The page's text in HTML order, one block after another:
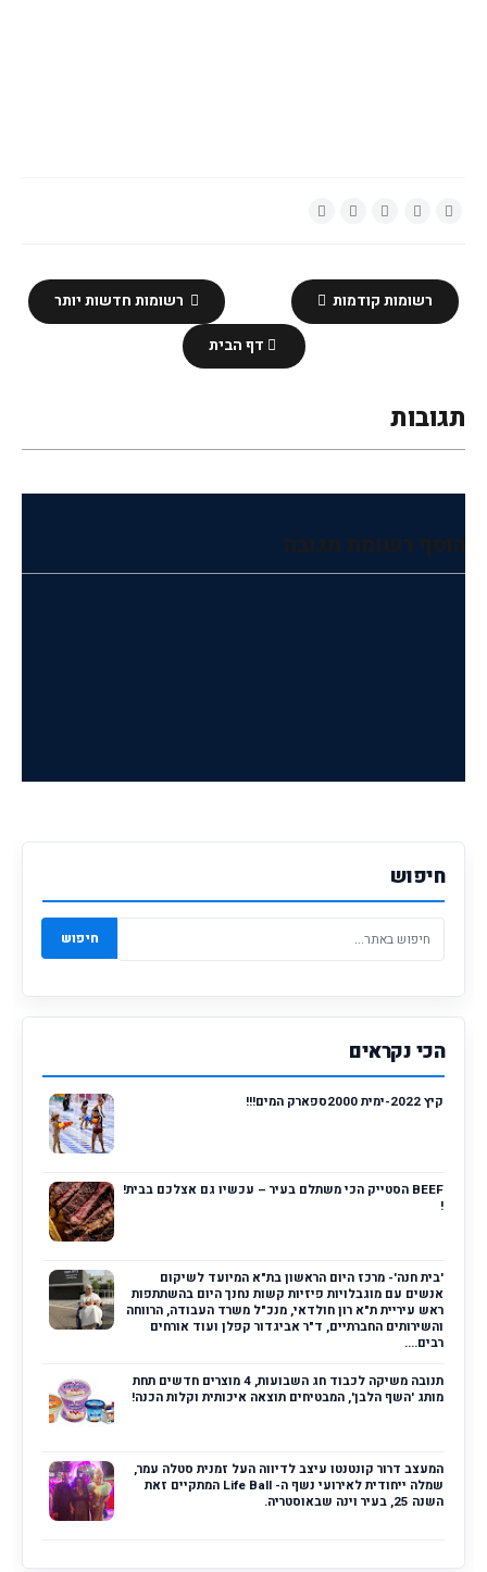
רשומות חדשות יותר רשומות קודמות
דף הבית
תגובות
הוסף רשומת תגובה
חיפוש
חיפוש
הכי נקראים
קיץ 2022-ימית 2000ספארק המים!!!
BEEF הסטייק הכי משתלם בעיר – עכשיו גם אצלכם בבית!
!
'בית חנה'- מרכז היום הראשון בת"א המיועד לשיקום
אנשים עם מוגבלויות פיזיות קשות נחנך היום בהשתתפות
ראש עיריית ת"א רון חולדאי, מנכ"ל משרד העבודה, הרווחה
והשירותים החברתיים, ד"ר אביגדור קפלן ועוד אורחים
רבים....
תנובה משיקה לכבוד חג השבועות, 4 מוצרים חדשים תחת
מותג 'השף הלבן', המבטיחים תוצאה איכותית וקלות הכנה!
המעצב דרור קונטנטו עיצב לדיווה העל זמנית סטלה עמר,
שמלה ייחודית לאירועי נשף ה- Life Ball המתקיים זאת
השנה 25, בעיר וינה שבאוסטריה.